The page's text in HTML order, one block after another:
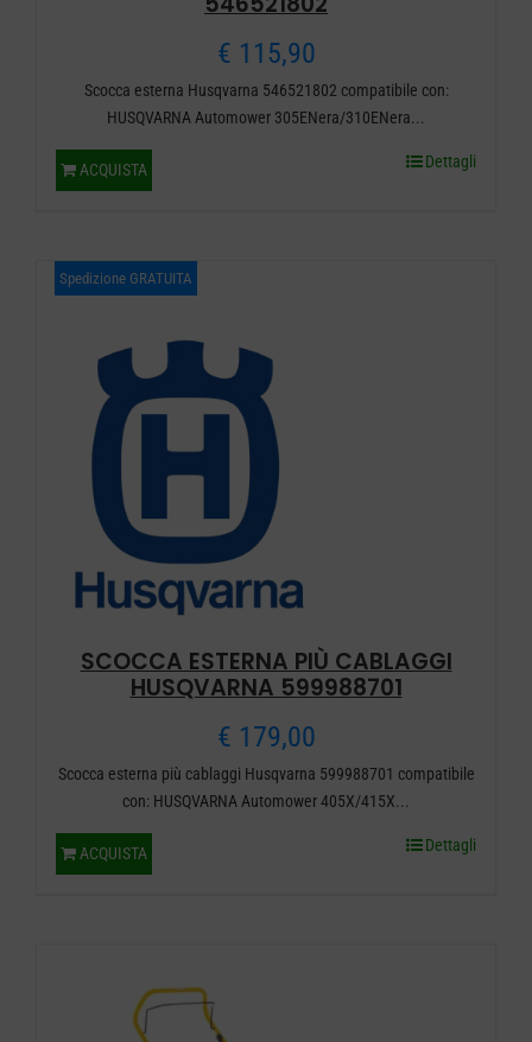
€ 115,90
Scocca esterna Husqvarna 546521802 compatibile con:
HUSQVARNA Automower 305ENera/310ENera...
ACQUISTA Dettagli
Spedizione GRATUITA
SCOCCA ESTERNA PIÙ CABLAGGI
HUSQVARNA 599988701
€ 179,00
Scocca esterna più cablaggi Husqvarna 599988701 compatibile
con: HUSQVARNA Automower 405X/415X...
ACQUISTA Dettagli